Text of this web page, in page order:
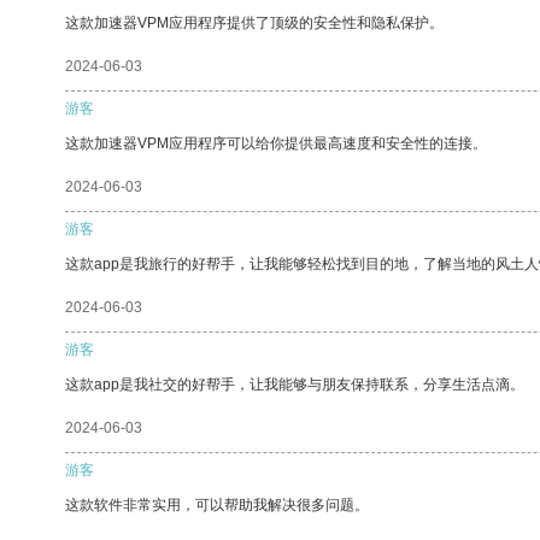
这款加速器VPM应用程序提供了顶级的安全性和隐私保护。
2024-06-03
游客
这款加速器VPM应用程序可以给你提供最高速度和安全性的连接。
2024-06-03
游客
这款app是我旅行的好帮手，让我能够轻松找到目的地，了解当地的风土
2024-06-03
游客
这款app是我社交的好帮手，让我能够与朋友保持联系，分享生活点滴。
2024-06-03
游客
这款软件非常实用，可以帮助我解决很多问题。